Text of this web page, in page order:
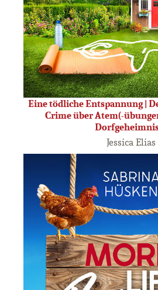
Eine tödliche Entspannung |
Crime über Atem(-
Jessica Elias